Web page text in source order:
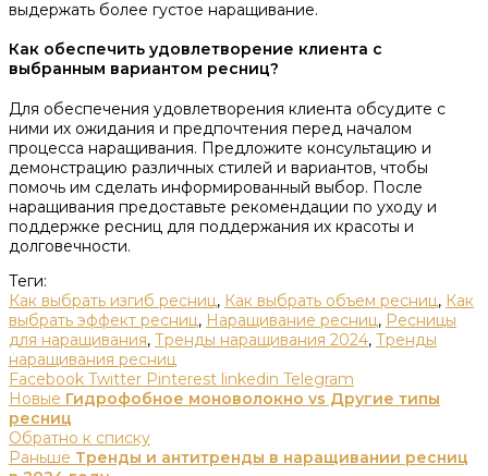
выдержать более густое наращивание.
Как обеспечить удовлетворение клиента с
выбранным вариантом ресниц?
Для обеспечения удовлетворения клиента обсудите с
ними их ожидания и предпочтения перед началом
процесса наращивания. Предложите консультацию и
демонстрацию различных стилей и вариантов, чтобы
помочь им сделать информированный выбор. После
наращивания предоставьте рекомендации по уходу и
поддержке ресниц для поддержания их красоты и
долговечности.
Теги:
Как выбрать изгиб ресниц, Как выбрать объем ресниц, Как
выбрать эффект ресниц, Наращивание ресниц, Ресницы
для наращивания, Тренды наращивания 2024, Тренды
наращивания ресниц
Facebook Twitter Pinterest linkedin Telegram
Новые Гидрофобное моноволокно vs Другие типы
ресниц
Обратно к списку
Раньше Тренды и антитренды в наращивании ресниц